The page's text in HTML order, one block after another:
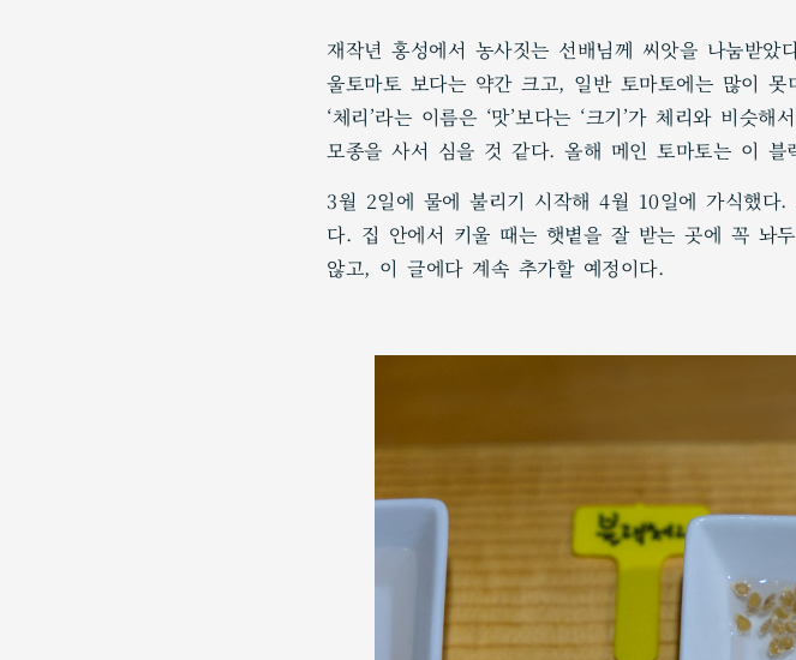
재작년 홍성에서 농사짓는 선배님께 씨앗을 나눔받
울토마토 보다는 약간 크고, 일반 토마토에는 많이
‘체리’라는 이름은 ‘맛’보다는 ‘크기’가 체리와 비슷
모종을 사서 심을 것 같다. 올해 메인 토마토는 이 블
3월 2일에 물에 불리기 시작해 4월 10일에 가식했
다. 집 안에서 키울 때는 햇볕을 잘 받는 곳에 꼭 놔
않고, 이 글에다 계속 추가할 예정이다.